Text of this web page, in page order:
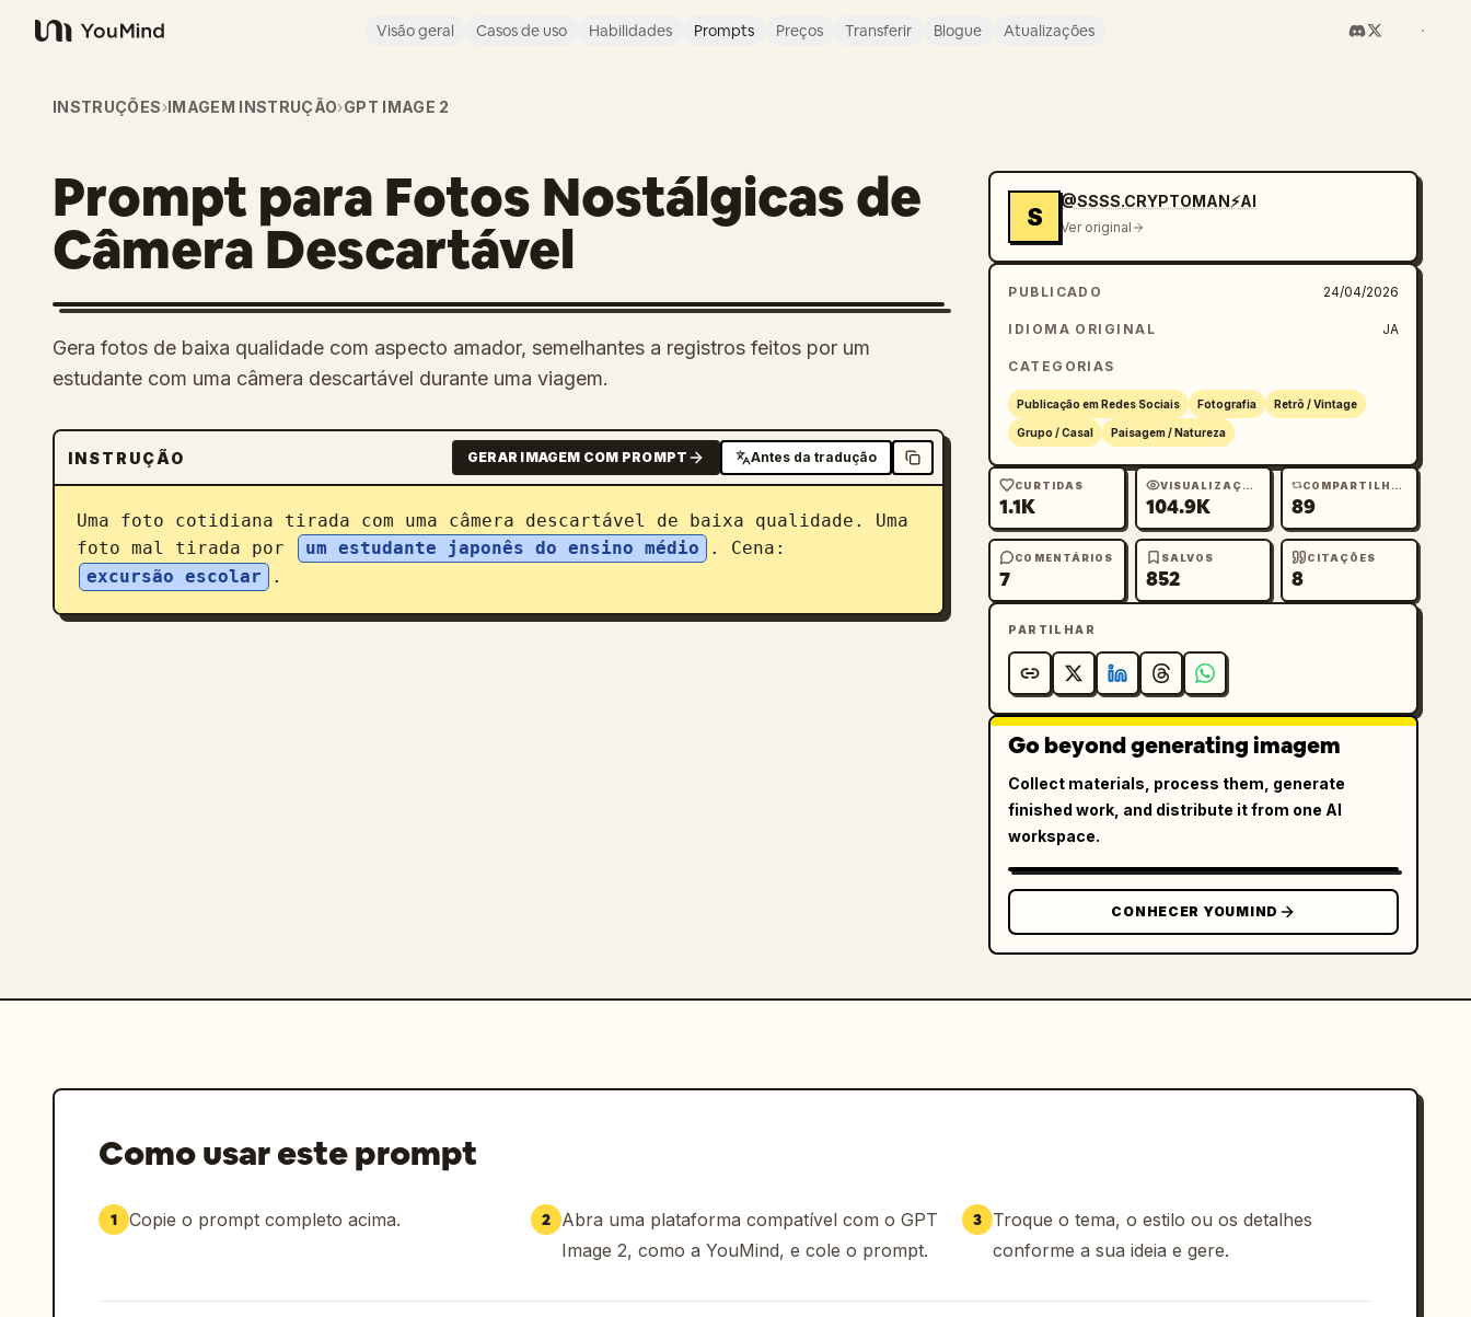
YouMind
Visão geral Casos de uso Habilidades Prompts Preços Transferir Blogue Atualizações
INSTRUÇÕES›IMAGEM INSTRUÇÃO›GPT IMAGE 2
Prompt para Fotos Nostálgicas de
Câmera Descartável
Gera fotos de baixa qualidade com aspecto amador, semelhantes a registros feitos por um
estudante com uma câmera descartável durante uma viagem.
INSTRUÇÃO GERAR IMAGEM COM PROMPT Antes da tradução
Uma foto cotidiana tirada com uma câmera descartável de baixa qualidade. Uma
foto mal tirada por
um estudante japonês do ensino médio
. Cena:
excursão escolar
.
S
@SSSS.CRYPTOMAN⚡️AI
Ver original
PUBLICADO 24/04/2026
IDIOMA ORIGINAL JA
CATEGORIAS
Publicação em Redes Sociais Fotografia Retrô / Vintage
Grupo / Casal Paisagem / Natureza
CURTIDAS
1.1K
VISUALIZAÇÕES
104.9K
COMPARTILHAMENTOS
89
COMENTÁRIOS
7
SALVOS
852
CITAÇÕES
8
PARTILHAR
Go beyond generating imagem
Collect materials, process them, generate
finished work, and distribute it from one AI
workspace.
CONHECER YOUMIND
Como usar este prompt
1 Copie o prompt completo acima. 2 Abra uma plataforma compatível com o GPT
Image 2, como a YouMind, e cole o prompt.
3
Troque o tema, o estilo ou os detalhes
conforme a sua ideia e gere.